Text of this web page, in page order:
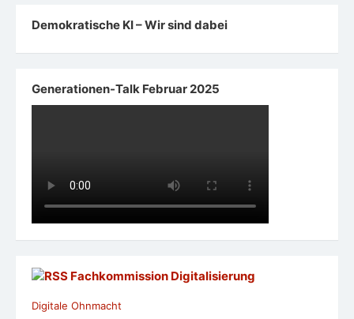
Demokratische KI – Wir sind dabei
Generationen-Talk Februar 2025
Fachkommission Digitalisierung
Digitale Ohnmacht